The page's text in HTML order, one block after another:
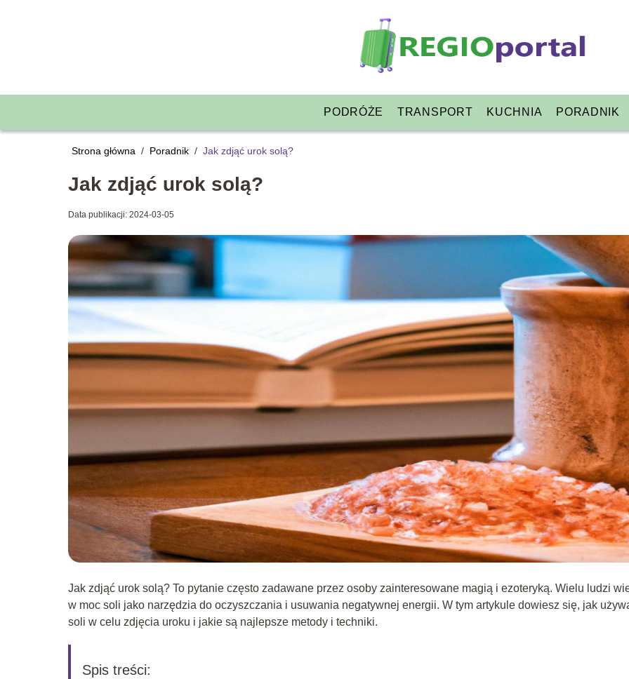
PODRÓŻE TRANSPORT KUCHNIA PORADNIK
Strona główna / Poradnik / Jak zdjąć urok solą?
Jak zdjąć urok solą?
Data publikacji: 2024-03-05
Jak zdjąć urok solą? To pytanie często zadawane przez osoby zainteresowane magią i ezoteryką. Wielu ludzi
w moc soli jako narzędzia do oczyszczania i usuwania negatywnej energii. W tym artykule dowiesz się, jak
soli w celu zdjęcia uroku i jakie są najlepsze metody i techniki.
Spis treści: